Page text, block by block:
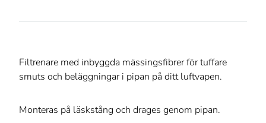
Filtrenare med inbyggda mässingsfibrer för tuffare
smuts och beläggningar i pipan på ditt luftvapen.
Monteras på läskstång och drages genom pipan.